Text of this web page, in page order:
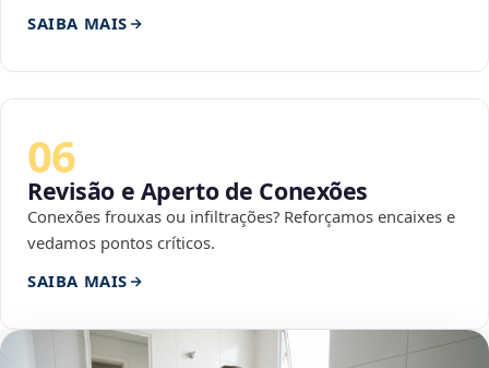
SAIBA MAIS
06
Revisão e Aperto de Conexões
Conexões frouxas ou infiltrações? Reforçamos encaixes e
vedamos pontos críticos.
SAIBA MAIS